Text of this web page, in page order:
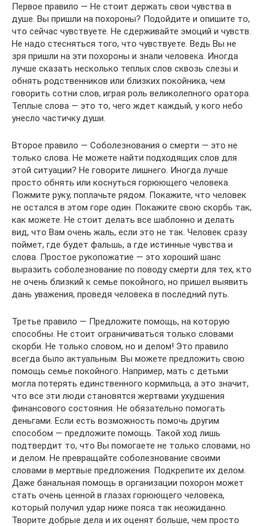
Первое правило — Не стоит держать свои чувства в
душе. Вы пришли на похороны? Подойдите и опишите то,
что сейчас чувствуете. Не сдерживайте эмоций и чувств.
Не надо стесняться того, что чувствуете. Ведь Вы не
зря пришли на эти похороны и знали человека. Иногда
лучше сказать несколько теплых слов сквозь слезы и
обнять родственников или близких покойника, чем
говорить сотни слов, играя роль великолепного оратора.
Теплые слова — это то, чего ждет каждый, у кого небо
унесло частичку души.
Второе правило — Соболезнования о смерти — это не
только слова. Не можете найти подходящих слов для
этой ситуации? Не говорите лишнего. Иногда лучше
просто обнять или коснуться горюющего человека.
Пожмите руку, поплачьте рядом. Покажите, что человек
не остался в этом горе один. Покажите свою скорбь так,
как можете. Не стоит делать все шаблонно и делать
вид, что Вам очень жаль, если это не так. Человек сразу
поймет, где будет фальшь, а где истинные чувства и
слова. Простое рукопожатие — это хороший шанс
выразить соболезнование по поводу смерти для тех, кто
не очень близкий к семье покойного, но пришел выявить
дань уважения, проведя человека в последний путь.
Третье правило — Предложите помощь, на которую
способны. Не стоит ограничиваться только словами
скорби. Не только словом, но и делом! Это правило
всегда было актуальным. Вы можете предложить свою
помощь семье покойного. Например, мать с детьми
могла потерять единственного кормильца, а это значит,
что все эти люди становятся жертвами ухудшения
финансового состояния. Не обязательно помогать
деньгами. Если есть возможность помочь другим
способом — предложите помощь. Такой ход лишь
подтвердит то, что Вы помогаете не только словами, но
и делом. Не превращайте соболезнование своими
словами в мертвые предложения. Подкрепите их делом.
Даже банальная помощь в организации похорон может
стать очень ценной в глазах горюющего человека,
который получил удар ниже пояса так неожиданно.
Творите добрые дела и их оценят больше, чем просто